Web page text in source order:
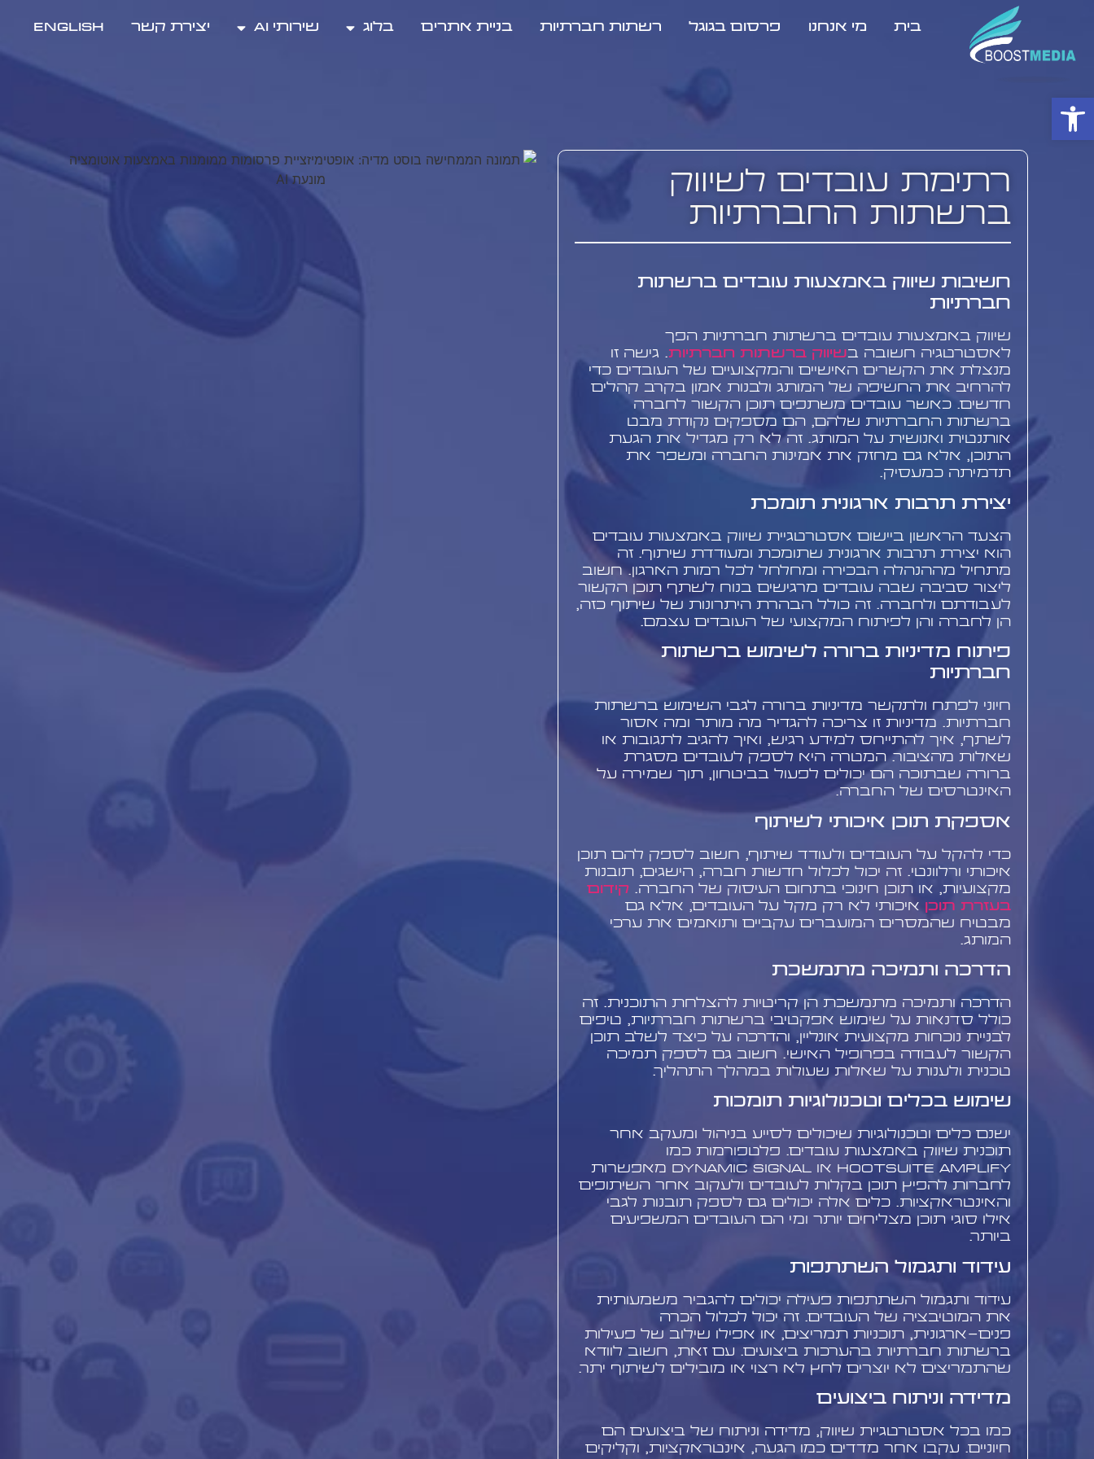
פתח סרגל נגישות
בית מי אנחנו פרסום בגוגל רשתות חברתיות בניית אתרים בלוג שירותי AI יצירת קשר ENGLISH
רתימת עובדים לשיווק
ברשתות החברתיות
חשיבות שיווק באמצעות עובדים ברשתות
חברתיות
שיווק באמצעות עובדים ברשתות חברתיות הפך
לאסטרטגיה חשובה בשיווק ברשתות חברתיות. גישה זו
מנצלת את הקשרים האישיים והמקצועיים של העובדים כדי
להרחיב את החשיפה של המותג ולבנות אמון בקרב קהלים
חדשים. כאשר עובדים משתפים תוכן הקשור לחברה
ברשתות החברתיות שלהם, הם מספקים נקודת מבט
אותנטית ואנושית על המותג. זה לא רק מגדיל את הגעת
התוכן, אלא גם מחזק את אמינות החברה ומשפר את
תדמיתה כמעסיק.
יצירת תרבות ארגונית תומכת
הצעד הראשון ביישום אסטרטגיית שיווק באמצעות עובדים
הוא יצירת תרבות ארגונית שתומכת ומעודדת שיתוף. זה
מתחיל מההנהלה הבכירה ומחלחל לכל רמות הארגון. חשוב
ליצור סביבה שבה עובדים מרגישים בנוח לשתף תוכן הקשור
לעבודתם ולחברה. זה כולל הבהרת היתרונות של שיתוף כזה,
הן לחברה והן לפיתוח המקצועי של העובדים עצמם.
פיתוח מדיניות ברורה לשימוש ברשתות
חברתיות
חיוני לפתח ולתקשר מדיניות ברורה לגבי השימוש ברשתות
חברתיות. מדיניות זו צריכה להגדיר מה מותר ומה אסור
לשתף, איך להתייחס למידע רגיש, ואיך להגיב לתגובות או
שאלות מהציבור. המטרה היא לספק לעובדים מסגרת
ברורה שבתוכה הם יכולים לפעול בביטחון, תוך שמירה על
האינטרסים של החברה.
אספקת תוכן איכותי לשיתוף
כדי להקל על העובדים ולעודד שיתוף, חשוב לספק להם תוכן
איכותי ורלוונטי. זה יכול לכלול חדשות חברה, הישגים, תובנות
מקצועיות, או תוכן חינוכי בתחום העיסוק של החברה. קידום
בעזרת תוכן איכותי לא רק מקל על העובדים, אלא גם
מבטיח שהמסרים המועברים עקביים ותואמים את ערכי
המותג.
הדרכה ותמיכה מתמשכת
הדרכה ותמיכה מתמשכת הן קריטיות להצלחת התוכנית. זה
כולל סדנאות על שימוש אפקטיבי ברשתות חברתיות, טיפים
לבניית נוכחות מקצועית אונליין, והדרכה על כיצד לשלב תוכן
הקשור לעבודה בפרופיל האישי. חשוב גם לספק תמיכה
טכנית ולענות על שאלות שעולות במהלך התהליך.
שימוש בכלים וטכנולוגיות תומכות
ישנם כלים וטכנולוגיות שיכולים לסייע בניהול ומעקב אחר
תוכנית שיווק באמצעות עובדים. פלטפורמות כמו
Hootsuite Amplify או Dynamic Signal מאפשרות
לחברות להפיץ תוכן בקלות לעובדים ולעקוב אחר השיתופים
והאינטראקציות. כלים אלה יכולים גם לספק תובנות לגבי
אילו סוגי תוכן מצליחים יותר ומי הם העובדים המשפיעים
ביותר.
עידוד ותגמול השתתפות
עידוד ותגמול השתתפות פעילה יכולים להגביר משמעותית
את המוטיבציה של העובדים. זה יכול לכלול הכרה
פנים-ארגונית, תוכניות תמריצים, או אפילו שילוב של פעילות
ברשתות חברתיות בהערכות ביצועים. עם זאת, חשוב לוודא
שהתמריצים לא יוצרים לחץ לא רצוי או מובילים לשיתוף יתר.
מדידה וניתוח ביצועים
כמו בכל אסטרטגיית שיווק, מדידה וניתוח של ביצועים הם
חיוניים. עקבו אחר מדדים כמו הגעה, אינטראקציות, וקליקים